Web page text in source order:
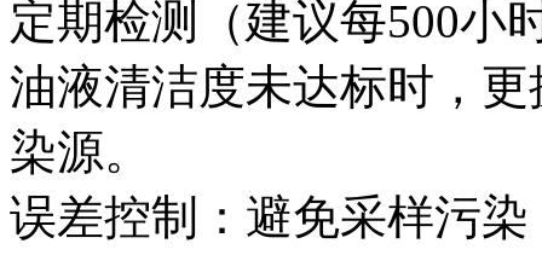
定期检测（建议每500小
油液清洁度未达标时，
染源。
误差控制‌：避免采样污